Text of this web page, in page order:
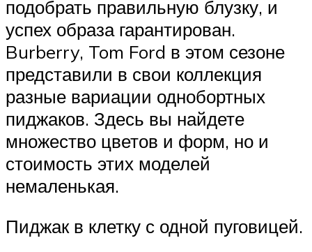
подобрать правильную блузку, и
успех образа гарантирован.
Burberry, Tom Ford в этом сезоне
представили в свои коллекция
разные вариации однобортных
пиджаков. Здесь вы найдете
множество цветов и форм, но и
стоимость этих моделей
немаленькая.
Пиджак в клетку с одной пуговицей.